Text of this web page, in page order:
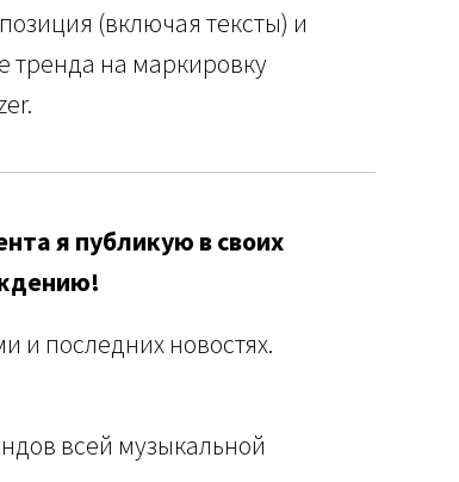
(включая тексты) и
тренда на маркировку
я публикую в своих
и последних новостях.
всей музыкальной